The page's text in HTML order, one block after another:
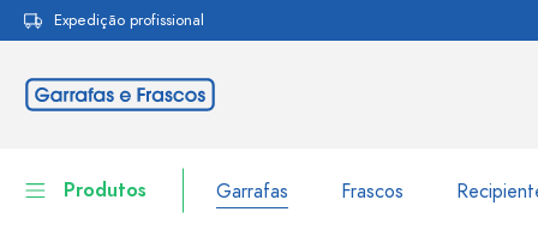
Saltar para a navegação principal
Expedição profissional
Produtos Garrafas Frascos